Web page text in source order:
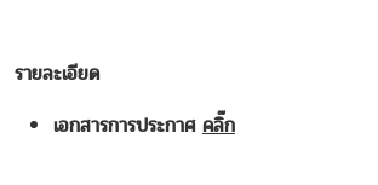
รายละเอียด
เอกสารการประกาศ คลิ๊ก